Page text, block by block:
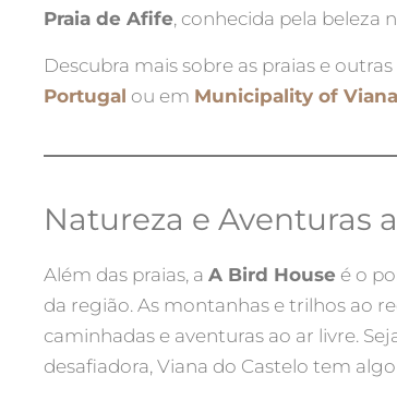
Praia de Afife, conhecida pela beleza
Descubra mais sobre as praias e
Portugal ou em Municipality of
Natureza e Aventuras
Além das praias, a A Bird House é o
da região. As montanhas e trilhos ao
caminhadas e aventuras ao ar livre.
desafiadora, Viana do Castelo tem